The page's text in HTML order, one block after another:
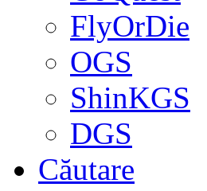
FlyOrDie
OGS
ShinKGS
DGS
Căutare